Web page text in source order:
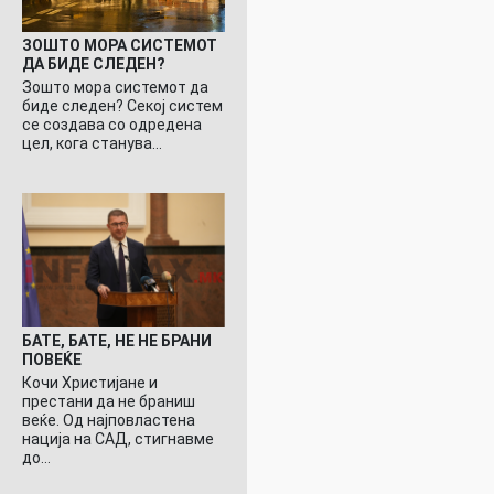
ЗОШТО МОРА СИСТЕМОТ
ДА БИДЕ СЛЕДЕН?
Зошто мора системот да
биде следен? Секој систем
се создава со одредена
цел, кога станува…
БАТЕ, БАТЕ, НЕ НЕ БРАНИ
ПОВЕЌЕ
Кочи Христијане и
престани да не браниш
веќе. Од најповластена
нација на САД, стигнавме
до…